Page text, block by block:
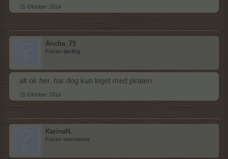
15 Oktober 2014
Ancha_75
Forum-lærling
alt ok her. har dog kun leget med piraten
15 Oktober 2014
KarinaN.
Forum stormester